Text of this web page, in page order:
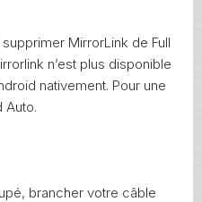
MirrorLink de Full
n’est plus disponible
nativement. Pour une
Auto.
brancher votre câble